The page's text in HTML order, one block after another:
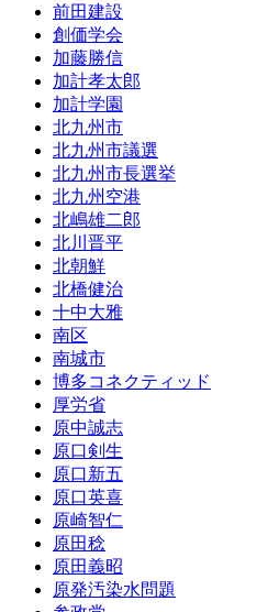
前田建設
創価学会
加藤勝信
加計孝太郎
加計学園
北九州市
北九州市議選
北九州市長選挙
北九州空港
北嶋雄二郎
北川晋平
北朝鮮
北橋健治
十中大雅
南区
南城市
博多コネクティッド
厚労省
原中誠志
原口剣生
原口新五
原口英喜
原崎智仁
原田稔
原田義昭
原発汚染水問題